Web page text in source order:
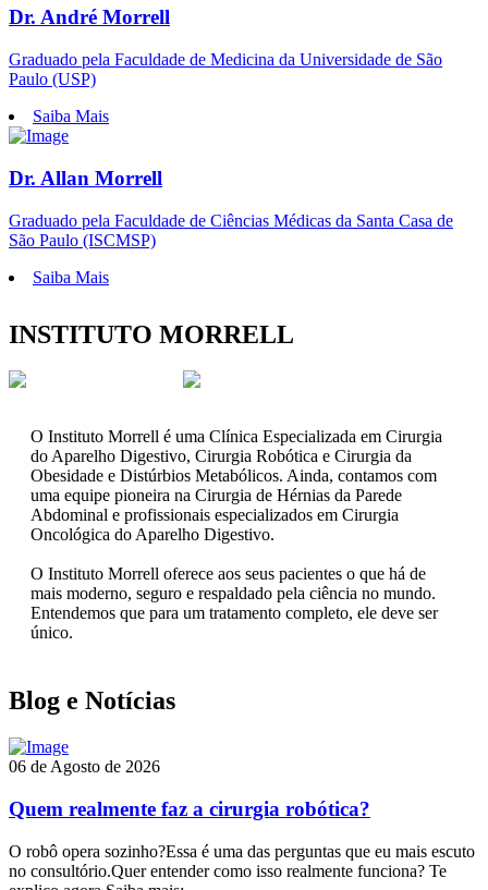
Dr. André Morrell
Graduado pela Faculdade de Medicina da Universidade de São
Paulo (USP)
Saiba Mais
Dr. Allan Morrell
Graduado pela Faculdade de Ciências Médicas da Santa Casa de
São Paulo (ISCMSP)
Saiba Mais
INSTITUTO MORRELL
O Instituto Morrell é uma Clínica Especializada em Cirurgia
do Aparelho Digestivo, Cirurgia Robótica e Cirurgia da
Obesidade e Distúrbios Metabólicos. Ainda, contamos com
uma equipe pioneira na Cirurgia de Hérnias da Parede
Abdominal e profissionais especializados em Cirurgia
Oncológica do Aparelho Digestivo.
O Instituto Morrell oferece aos seus pacientes o que há de
mais moderno, seguro e respaldado pela ciência no mundo.
Entendemos que para um tratamento completo, ele deve ser
único.
Blog e Notícias
06 de Agosto de 2026
Quem realmente faz a cirurgia robótica?
O robô opera sozinho?Essa é uma das perguntas que eu mais escuto
no consultório.Quer entender como isso realmente funciona? Te